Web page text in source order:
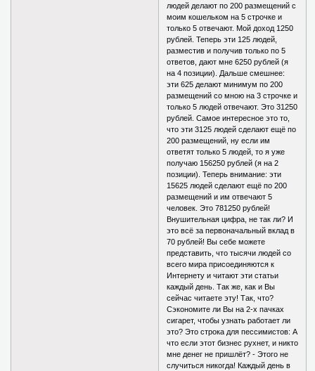
людей делают по 200 размещений с
моим кошельком на 5 строчке и
только 5 отвечают. Мой доход 1250
рублей. Теперь эти 125 людей,
разместив и получив только по 5
ответов, дают мне 6250 рублей (я
на 4 позиции). Дальше смешнее:
эти 625 делают минимум по 200
размещений со мною на 3 строчке и
только 5 людей отвечают. Это 31250
рублей. Самое интересное это то,
что эти 3125 людей сделают ещё по
200 размещений, ну если им
ответят только 5 людей, то я уже
получаю 156250 рублей (я на 2
позиции). Теперь внимание: эти
15625 людей сделают ещё по 200
размещений и им отвечают 5
человек. Это 781250 рублей!
Внушительная цифра, не так ли? И
это всё за первоначальный вклад в
70 рублей! Вы себе можете
представить, что тысячи людей со
всего мира присоединяются к
Интернету и читают эти статьи
каждый день. Так же, как и Вы
сейчас читаете эту! Так, что?
Сэкономите ли Вы на 2-х пачках
сигарет, чтобы узнать работает ли
это? Это строка для пессимистов: А
что если этот бизнес рухнет, и никто
мне денег не пришлёт? - Этого не
случиться никогда! Каждый день в